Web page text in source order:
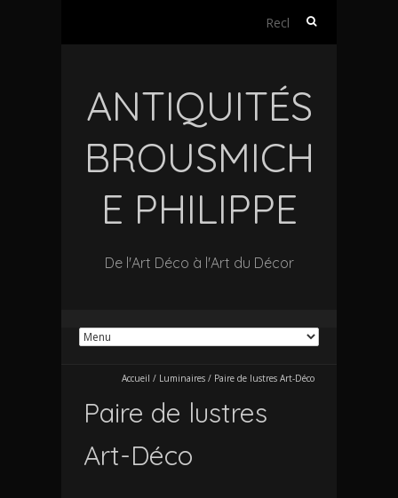
Rechercher :
ANTIQUITÉS
BROUSMICH
E PHILIPPE
De l'Art Déco à l'Art du Décor
Accueil / Luminaires / Paire de lustres Art-Déco
Paire de lustres
Art-Déco